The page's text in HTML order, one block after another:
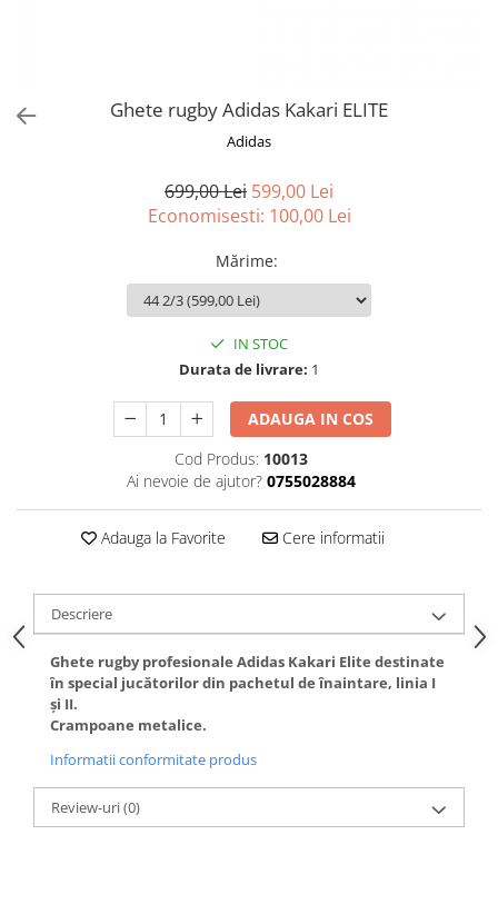
Ghete rugby Adidas Kakari ELITE
Adidas
699,00 Lei 599,00 Lei
Economisesti: 100,00 Lei
Mărime:
IN STOC
Durata de livrare: 1
ADAUGA IN COS
Cod Produs: 10013
Ai nevoie de ajutor? 0755028884
Adauga la Favorite Cere informatii
Descriere
Ghete rugby profesionale Adidas Kakari Elite destinate
în special jucătorilor din pachetul de înaintare, linia I
și II.
Crampoane metalice.
Informatii conformitate produs
Review-uri(0)